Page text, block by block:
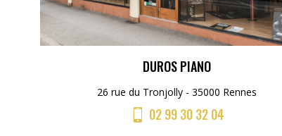
DUROS PIANO
26 rue du Tronjolly - 35000 Rennes
02 99 30 32 04